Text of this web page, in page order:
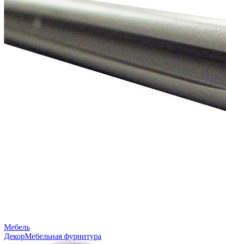
Мебель
ДекорМебельная фурнитура